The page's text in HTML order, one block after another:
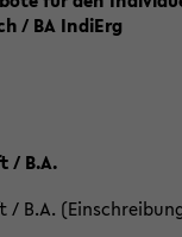
/ BA IndiErg
/ B.A.
B.A.